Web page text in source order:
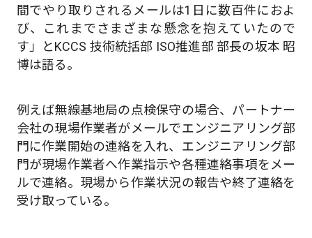
間でやり取りされるメールは1日に数百件におよ
び、これまでさまざまな懸念を抱えていたので
す」とKCCS 技術統括部 ISO推進部 部長の坂本 昭
博は語る。
例えば無線基地局の点検保守の場合、パートナー
会社の現場作業者がメールでエンジニアリング部
門に作業開始の連絡を入れ、エンジニアリング部
門が現場作業者へ作業指示や各種連絡事項をメー
ルで連絡。現場から作業状況の報告や終了連絡を
受け取っている。